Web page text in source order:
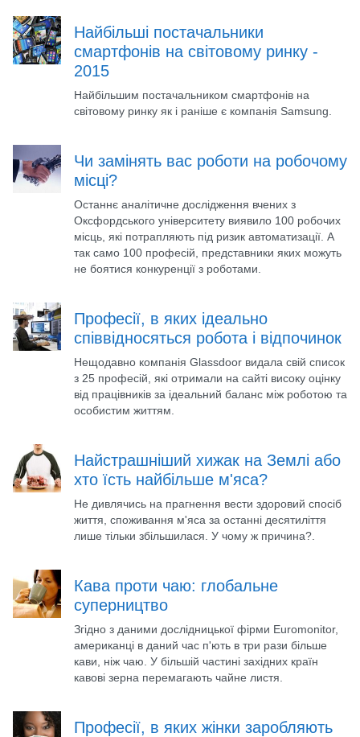
Найбільші постачальники
смартфонів на світовому ринку -
2015
Найбільшим постачальником смартфонів на
світовому ринку як і раніше є компанія Samsung.
Чи замінять вас роботи на робочому
місці?
Останнє аналітичне дослідження вчених з
Оксфордського університету виявило 100 робочих
місць, які потрапляють під ризик автоматизації. А
так само 100 професій, представники яких можуть
не боятися конкуренції з роботами.
Професії, в яких ідеально
співвідносяться робота і відпочинок
Нещодавно компанія Glassdoor видала свій список
з 25 професій, які отримали на сайті високу оцінку
від працівників за ідеальний баланс між роботою та
особистим життям.
Найстрашніший хижак на Землі або
хто їсть найбільше м'яса?
Не дивлячись на прагнення вести здоровий спосіб
життя, споживання м'яса за останні десятиліття
лише тільки збільшилася. У чому ж причина?.
Кава проти чаю: глобальне
суперництво
Згідно з даними дослідницької фірми Euromonitor,
американці в даний час п'ють в три рази більше
кави, ніж чаю. У більшій частині західних країн
кавові зерна перемагають чайне листя.
Професії, в яких жінки заробляють